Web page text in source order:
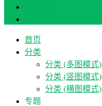
首页
分类
分类 (多图模式)
分类 (竖图模式)
分类 (横图模式)
专题